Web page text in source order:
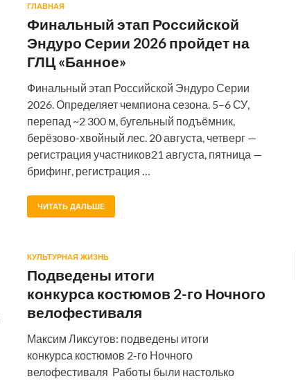
ГЛАВНАЯ
Финальный этап Российской
Эндуро Серии 2026 пройдет на
ГЛЦ «Банное»
Финальный этап Российской Эндуро Серии
2026. Определяет чемпиона сезона. 5–6 СУ,
перепад ~2 300 м, бугельный подъёмник,
берёзово-хвойный лес. 20 августа, четверг —
регистрация участников21 августа, пятница —
брифинг, регистрация …
ЧИТАТЬ ДАЛЬШЕ
КУЛЬТУРНАЯ ЖИЗНЬ
Подведены итоги
конкурса костюмов 2-го Ночного
велофестиваля
Максим Ликсутов: подведены итоги
конкурса костюмов 2-го Ночного
велофестиваля Работы были настолько